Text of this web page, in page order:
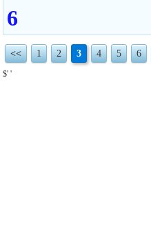
6
<< 1 2 3 4 5 6
$' '